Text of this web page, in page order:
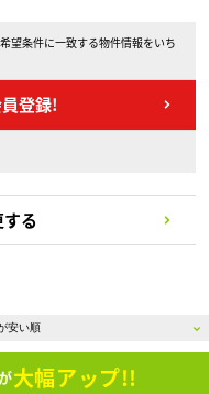
望条件に一致する物件情報をいち
登録!
る
大幅アップ!!